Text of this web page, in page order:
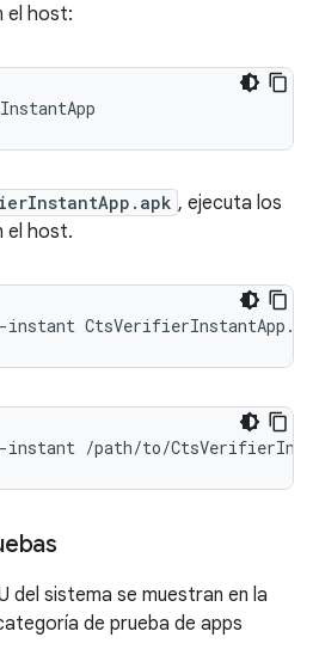
el host:
, ejecuta los
el host.
/path/to/
del sistema se muestran en la
de prueba de apps